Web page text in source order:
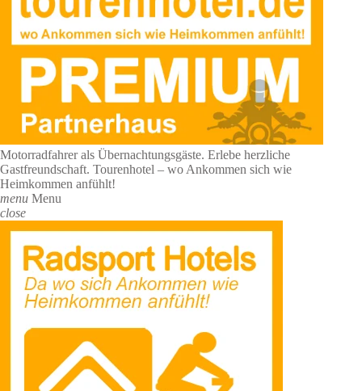
Motorradfahrer als Übernachtungsgäste. Erlebe herzliche
Gastfreundschaft. Tourenhotel – wo Ankommen sich wie
Heimkommen anfühlt!
menu Menu
close